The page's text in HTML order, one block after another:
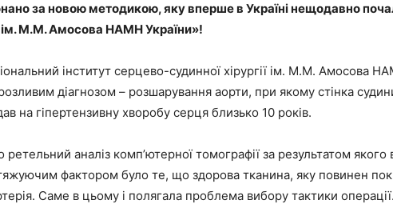
за новою методикою, яку вперше в Україні нещодавно
ім. М.М. Амосова НАМН України»!
інститут серцево-судинної хірургії ім. М.М. Амосова
діагнозом – розшарування аорти, при якому стінка
на гіпертензивну хворобу серця близько 10 років.
аналіз компʼютерної томографії за результатом
фактором було те, що здорова тканина, яку повинен
Саме в цьому і полягала проблема вибору тактики